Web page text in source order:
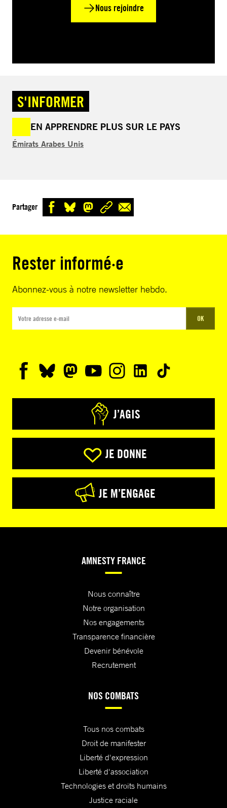
Nous rejoindre
S'INFORMER
EN APPRENDRE PLUS SUR LE PAYS
Émirats Arabes Unis
Partager
Rester informé·e
Abonnez-vous à notre newsletter hebdo.
OK
J’AGIS
JE DONNE
JE M’ENGAGE
AMNESTY FRANCE
Nous connaître
Notre organisation
Nos engagements
Transparence financière
Devenir bénévole
Recrutement
NOS COMBATS
Tous nos combats
Droit de manifester
Liberté d'expression
Liberté d'association
Technologies et droits humains
Justice raciale